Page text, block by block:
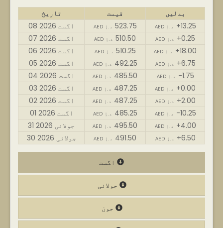
تاریخ قیمت
بدلیں
08 اگست 2026
AED د.إ 523.75 AED د.إ +13.25
07 اگست 2026
AED د.إ 510.50 AED د.إ +0.25
06 اگست 2026
AED د.إ 510.25 AED د.إ +18.00
05 اگست 2026
AED د.إ 492.25 AED د.إ +6.75
04 اگست 2026
AED د.إ 485.50 AED د.إ -1.75
03 اگست 2026
AED د.إ 487.25 AED د.إ +0.00
02 اگست 2026
AED د.إ 487.25 AED د.إ +2.00
01 اگست 2026
AED د.إ 485.25 AED د.إ -10.25
31 جولائی 2026
AED د.إ 495.50 AED د.إ +4.00
30 جولائی 2026
AED د.إ 491.50 AED د.إ +6.50